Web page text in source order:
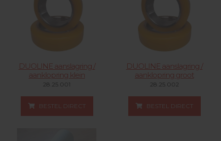
DUOLINE aanslagring /
aanklopring klein
28.25.001
BESTEL DIRECT
DUOLINE aanslagring /
aanklopring groot
28.25.002
BESTEL DIRECT